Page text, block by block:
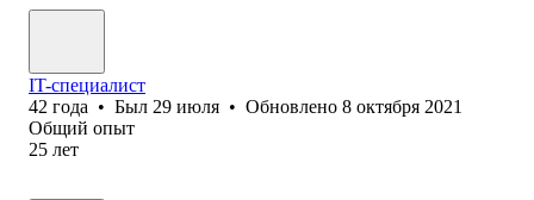
IT-специалист
42 года • Был 29 июля • Обновлено 8 октября 2021
Общий опыт
25 лет